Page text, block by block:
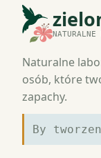
NATURALNE
Naturalne
osób, które
zapachy.
By